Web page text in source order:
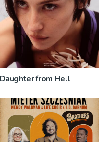
Daughter from Hell